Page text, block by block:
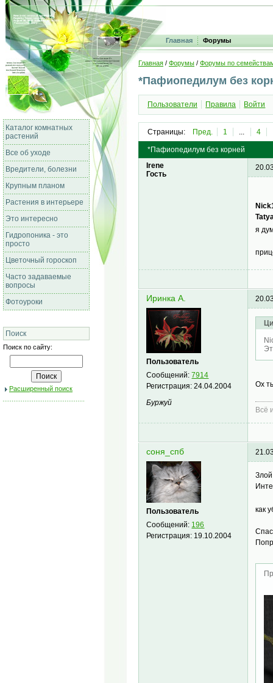
Главная Форумы
Каталог комнатных
растений
Все об уходе
Вредители, болезни
Крупным планом
Растения в интерьере
Это интересно
Гидропоника - это
просто
Цветочный гороскоп
Часто задаваемые
вопросы
Фотоуроки
Поиск
Поиск по сайту:
Расширенный поиск
Главная / Форумы / Форумы по
*Пафиопедилум без
Пользователи Правила Войти
Страницы: Пред. 1 ... 4
*Пафиопедилум без корней
Irene
Гость
я
Иринка А.
Пользователь
Сообщений:7914
Регистрация:24.04.2004
Буржуй
Ох
Всё
соня_спб
Пользователь
Сообщений: 196
Регистрация: 19.10.2004
как